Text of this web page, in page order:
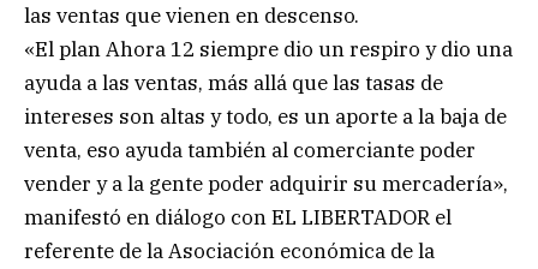
las ventas que vienen en descenso.
«El plan Ahora 12 siempre dio un respiro y dio una
ayuda a las ventas, más allá que las tasas de
intereses son altas y todo, es un aporte a la baja de
venta, eso ayuda también al comerciante poder
vender y a la gente poder adquirir su mercadería»,
manifestó en diálogo con EL LIBERTADOR el
referente de la Asociación económica de la